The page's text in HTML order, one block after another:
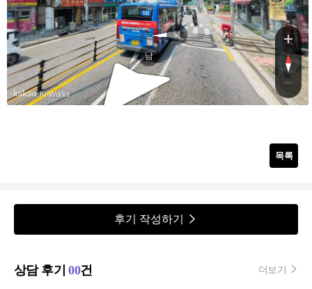
양녕
북
남
, KnWorks
목록
후기 작성하기
상담 후기00건 더보기